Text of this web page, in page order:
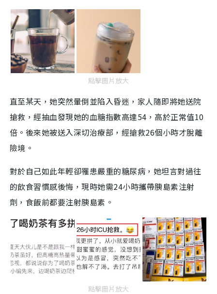
點擊圖片放大
直至某天，她突然暈倒並陷入昏迷，家人隨即將她送院
搶救，經抽血發現她的血糖指數高達54，高於正常值10
倍。後來她被送入深切治療部，經搶救26個小時才脫離
險境。
對於自己如此年輕卻罹患嚴重的糖尿病，她坦言對過往
的飲食習慣感後悔，現時她需24小時攜帶胰島素注射
劑，食飯前都要注射胰島素。
點擊圖片放大